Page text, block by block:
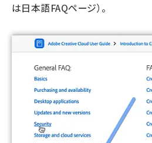
は日本語FAQページ）。